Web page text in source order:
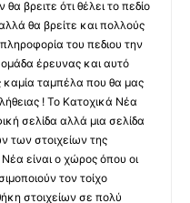
βρειτε ότι θέλει το πεδίο
θα βρείτε και πολλούς
του πεδιου την
έρευνας και αυτό
καμία ταμπέλα που θα μας
! Το Κατοχικά Νέα
σελίδα αλλά μια σελίδα
των στοιχείων της
είναι ο χώρος όπου οι
τον τοίχο
στοιχείων σε πολύ